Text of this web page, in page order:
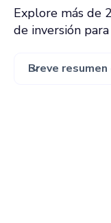
Explore más de
de inversión
Breve